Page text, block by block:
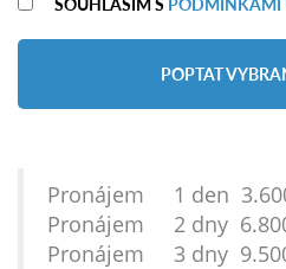
POPTAT
Pronájem 1 den
Pronájem 2 dny
Pronájem 3 dny